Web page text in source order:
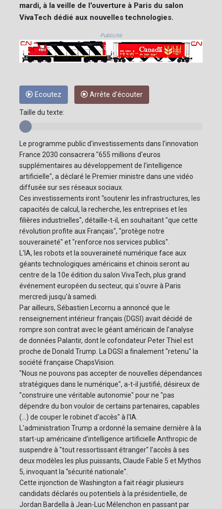
mardi, à la veille de l'ouverture à Paris du salon
VivaTech dédié aux nouvelles technologies.
Publicité
Ecoutez Arrête d'écouter
Taille du texte:
Le programme public d'investissements dans l'innovation
France 2030 consacrera "655 millions d'euros
supplémentaires au développement de l'intelligence
artificielle", a déclaré le Premier ministre dans une vidéo
diffusée sur ses réseaux sociaux.
Ces investissements iront "soutenir les infrastructures, les
capacités de calcul, la recherche, les entreprises et les
filières industrielles", détaille-t-il, en souhaitant "que cette
révolution profite aux Français", "protège notre
souveraineté" et "renforce nos services publics".
L'IA, les robots et la souveraineté numérique face aux
géants technologiques américains et chinois seront au
centre de la 10e édition du salon VivaTech, plus grand
événement européen du secteur, qui s'ouvre à Paris
mercredi jusqu'à samedi.
Par ailleurs, Sébastien Lecornu a annoncé que le
renseignement intérieur français (DGSI) avait décidé de
rompre son contrat avec le géant américain de l'analyse
de données Palantir, dont le cofondateur Peter Thiel est
proche de Donald Trump. La DGSI a finalement "retenu" la
société française ChapsVision.
"Nous ne pouvons pas accepter de nouvelles dépendances
stratégiques dans le numérique", a-t-il justifié, désireux de
"construire une véritable autonomie" pour ne "pas
dépendre du bon vouloir de certains partenaires, capables
(...) de couper le robinet d'accès" à l'IA.
L'administration Trump a ordonné la semaine dernière à la
start-up américaine d’intelligence artificielle Anthropic de
suspendre à "tout ressortissant étranger" l’accès à ses
deux modèles les plus puissants, Claude Fable 5 et Mythos
5, invoquant la "sécurité nationale".
Cette injonction de Washington a fait réagir plusieurs
candidats déclarés ou potentiels à la présidentielle, de
Jordan Bardella à Jean-Luc Mélenchon en passant par